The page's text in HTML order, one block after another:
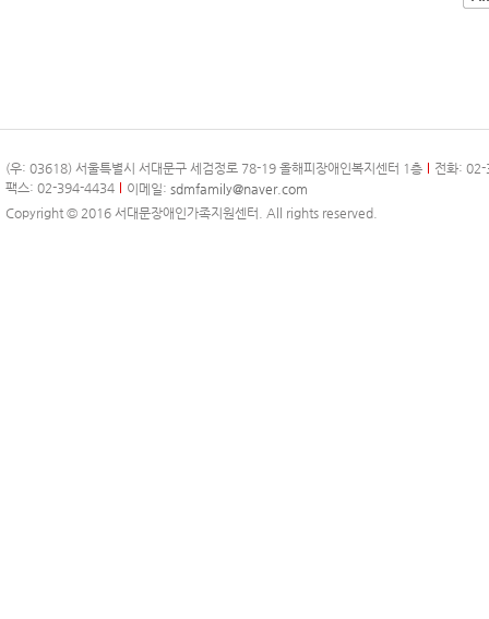
(우: 03618) 서울특별시 서대문구 세검정로 78-19 올해피장애인복지센터 1층
전화:
팩스: 02-394-4434
이메일: sdmfamily@naver.com
Copyright © 2016 서대문장애인가족지원센터. All rights reserved.